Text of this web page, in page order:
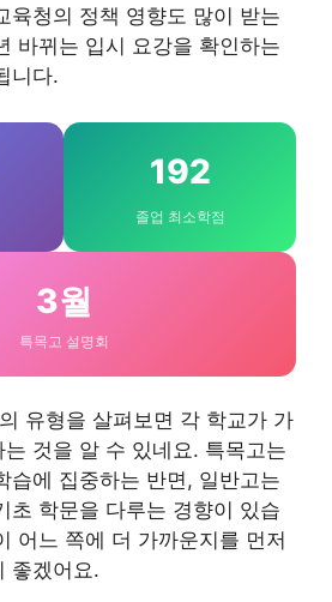
육청의 정책 영향도 많이 받는
바뀌는 입시 요강을 확인하는
니다.
192
졸업 최소학점
3월
특목고 설명회
유형을 살펴보면 각 학교가 가
것을 알 수 있네요. 특목고는
습에 집중하는 반면, 일반고는
초 학문을 다루는 경향이 있습
어느 쪽에 더 가까운지를 먼저
좋겠어요.